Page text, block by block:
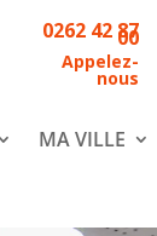
0262 42 87
00
Appelez-
nous
MA VILLE